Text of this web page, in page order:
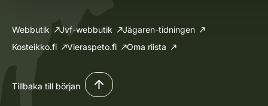
Webbutik Jvf-webbutik
Jägaren-tidningen
Kosteikko.fi
Vieraspeto.fi Oma riista
Tillbaka till början